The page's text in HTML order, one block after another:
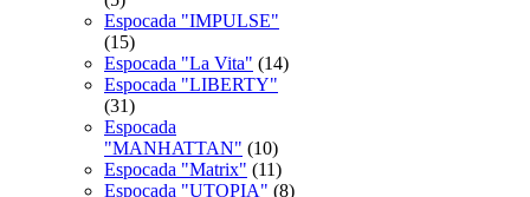
Espocada "IMPULSE"
(15)
Espocada "La Vita" (14)
Espocada "LIBERTY"
(31)
Espocada
"MANHATTAN" (10)
Espocada "Matrix" (11)
Espocada "UTOPIA" (8)